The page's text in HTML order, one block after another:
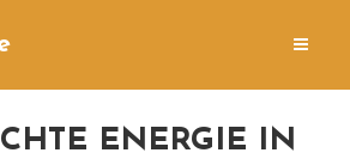
ENERGIE IN